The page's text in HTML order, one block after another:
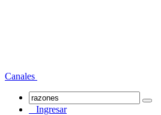
Canales
Ingresar